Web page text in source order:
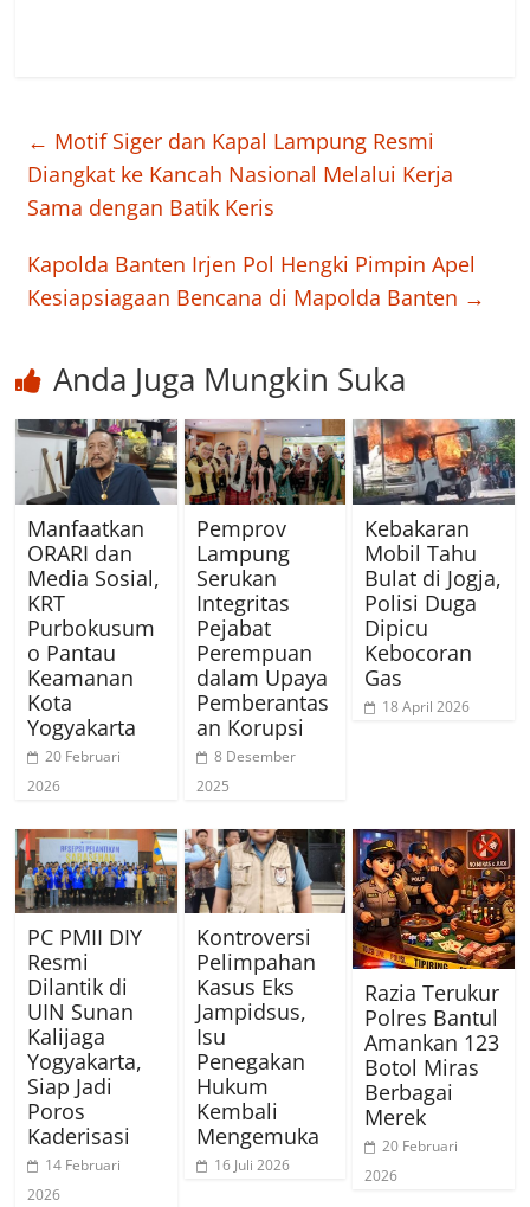
← Motif Siger dan Kapal Lampung Resmi
Diangkat ke Kancah Nasional Melalui Kerja
Sama dengan Batik Keris
Kapolda Banten Irjen Pol Hengki Pimpin Apel
Kesiapsiagaan Bencana di Mapolda Banten →
Anda Juga Mungkin Suka
Manfaatkan
ORARI dan
Media Sosial,
KRT
Purbokusum
o Pantau
Keamanan
Kota
Yogyakarta
20 Februari
2026
Pemprov
Lampung
Serukan
Integritas
Pejabat
Perempuan
dalam Upaya
Pemberantas
an Korupsi
8 Desember
2025
Kebakaran
Mobil Tahu
Bulat di Jogja,
Polisi Duga
Dipicu
Kebocoran
Gas
18 April 2026
PC PMII DIY
Resmi
Dilantik di
UIN Sunan
Kalijaga
Yogyakarta,
Siap Jadi
Poros
Kaderisasi
14 Februari
2026
Kontroversi
Pelimpahan
Kasus Eks
Jampidsus,
Isu
Penegakan
Hukum
Kembali
Mengemuka
16 Juli 2026
Razia Terukur
Polres Bantul
Amankan 123
Botol Miras
Berbagai
Merek
20 Februari
2026